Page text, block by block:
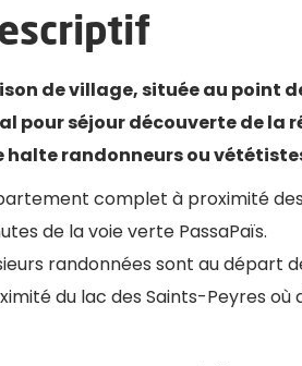
de village, située au point
pour séjour découverte de la
halte randonneurs ou
complet à proximité
de la voie verte PassaPaïs.
randonnées sont au départ
du lac des Saints-Peyres